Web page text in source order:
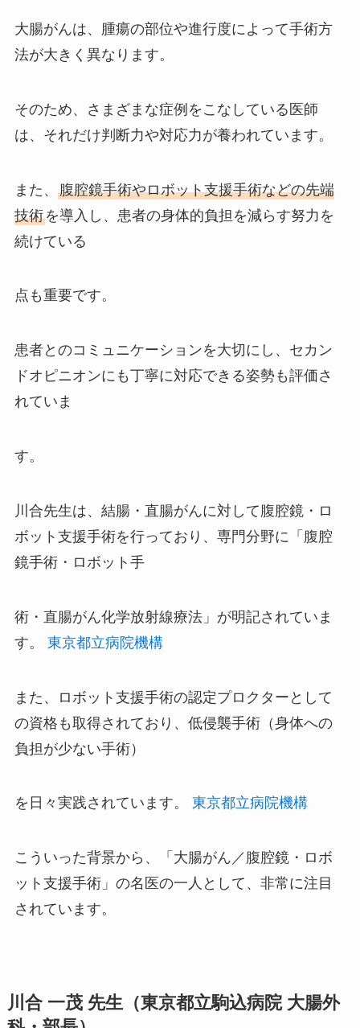
大腸がんは、腫瘍の部位や進行度によって手術方
法が大きく異なります。
そのため、さまざまな症例をこなしている医師
は、それだけ判断力や対応力が養われています。
また、 腹腔鏡手術やロボット支援手術などの先端
技術を導入し、患者の身体的負担を減らす努力を
続けている
点も重要です。
患者とのコミュニケーションを大切にし、セカン
ドオピニオンにも丁寧に対応できる姿勢も評価さ
れていま
す。
川合先生は、結腸・直腸がんに対して腹腔鏡・ロ
ボット支援手術を行っており、専門分野に「腹腔
鏡手術・ロボット手
術・直腸がん化学放射線療法」が明記されていま
す。 東京都立病院機構
また、ロボット支援手術の認定プロクターとして
の資格も取得されており、低侵襲手術（身体への
負担が少ない手術）
を日々実践されています。 東京都立病院機構
こういった背景から、「大腸がん／腹腔鏡・ロボ
ット支援手術」の名医の一人として、非常に注目
されています。
川合 一茂 先生（東京都立駒込病院 大腸外